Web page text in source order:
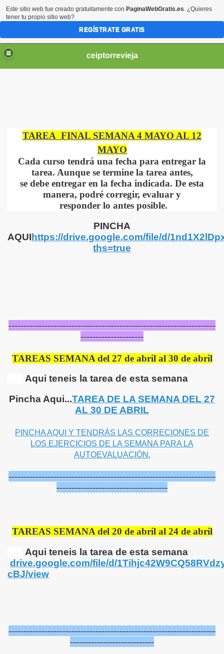
ceiptorrevieja
TAREA FINAL SEMANA 4 MAYO AL 12
MAYO
Cada curso tendrá una fecha para entregar la
tarea. Aunque se termine la tarea antes,
se debe entregar en la fecha indicada. De esta
manera, podré corregir, evaluar y
responder lo antes posible.
PINCHA
AQUIhttps://drive.google.com/file/d/
ths=true
---------------------------------------------------------------------
---------------------
TAREAS SEMANA del 27 de abril al 30 de abril
Aqui teneis la tarea de esta semana
Pincha Aqui...TAREA DE LA SEMANA DEL 27
AL 30 DE ABRIL
PINCHA AQUI Y TENDRÁS LAS CORRECIONES DE
LOS EJERCICIOS DE LA SEMANA PARA LA
AUTOEVALUACIÓN.
---------------------------------------------------------------------
-------------------------------------
TAREAS SEMANA del 20 de abril al 24 de abril
Aqui teneis la tarea de esta semana
drive.google.com/file/d/
cBJ/view
---------------------------------------------------------------------
----------------------------
3 AÑOS.
4 AÑOS
5 AÑOS.
Este sitio web fue creado gratuitamente con PaginaWebGratis.es. ¿Quieres
tener tu propio sitio web?
REGÍSTRATE GRATIS